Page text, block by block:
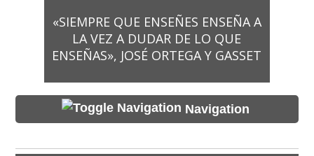
«SIEMPRE QUE ENSEÑES ENSEÑA A
LA VEZ A DUDAR DE LO QUE
ENSEÑAS», JOSÉ ORTEGA Y GASSET
Navigation